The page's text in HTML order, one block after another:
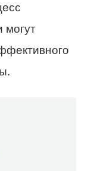
могут